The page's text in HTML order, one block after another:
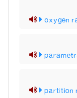
oxygen
partition